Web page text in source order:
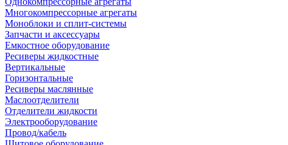
Многокомпрессорные агрегаты
Моноблоки и сплит-системы
Запчасти и аксессуары
Емкостное оборудование
Ресиверы жидкостные
Вертикальные
Горизонтальные
Ресиверы маслянные
Маслоотделители
Отделители жидкости
Электрооборудование
Провод/кабель